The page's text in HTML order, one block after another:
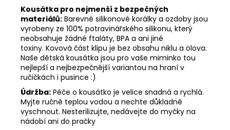
Kousátka pro nejmenší z bezpečných
materiálů: Barevné silikonové korálky a ozdoby jsou
vyrobeny ze 100% potravinářského silikonu, který
neobsahuje žádné ftaláty, BPA a ani jiné
toxiny. Kovová část klipu je bez obsahu niklu a olova.
Naše dětská kousátka jsou pro vaše miminko tou
nejlepší a nejbezpečnější variantou na hraní v
ručičkách i pusince :)
Údržba: Péče o kousátko je velice snadná a rychlá.
Myjte ručně teplou vodou a nechte důkladně
vyschnout. Nesterilizujte, nedávejte do myčky na
nádobí ani do pračky